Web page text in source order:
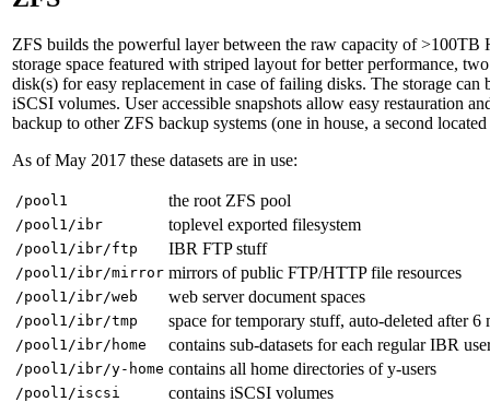
ZFS builds the powerful layer between the raw capacity of >100TB
storage space featured with striped layout for better performance,
disk(s) for easy replacement in case of failing disks. The storage can
iSCSI volumes. User accessible snapshots allow easy restauration
backup to other ZFS backup systems (one in house, a second
As of May 2017 these datasets are in use:
/pool1 the root ZFS pool
/pool1/ibr toplevel exported filesystem
/pool1/ibr/ftp IBR FTP stuff
/pool1/ibr/mirror mirrors of public FTP/HTTP file resources
/pool1/ibr/web web server document spaces
/pool1/ibr/tmp space for temporary stuff, auto-deleted after 6
/pool1/ibr/home contains sub-datasets for each regular IBR
/pool1/ibr/y-home contains all home directories of y-users
/pool1/iscsi contains iSCSI volumes